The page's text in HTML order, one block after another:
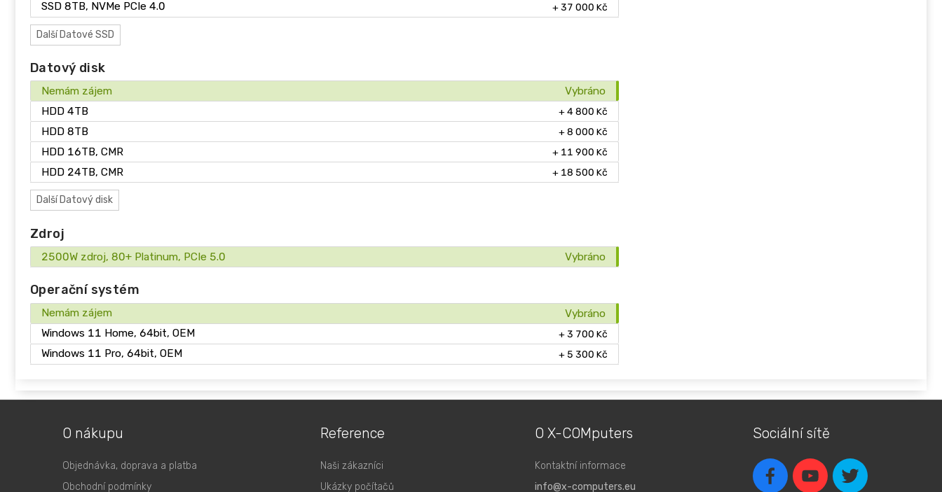
SSD 8TB, NVMe PCIe 4.0 + 37 000 Kč
Další Datové SSD
Datový disk
Nemám zájem
Vybráno
HDD 4TB
+ 4 800 Kč
HDD 8TB + 8 000 Kč
HDD 16TB, CMR + 11 900 Kč
HDD 24TB, CMR + 18 500 Kč
DalšíDatový disk
Zdroj
2500W zdroj, 80+ Platinum, PCIe 5.0 Vybráno
Operační systém
Nemám zájem
Vybráno
Windows 11 Home, 64bit, OEM
+ 3 700 Kč
Windows 11 Pro, 64bit, OEM + 5 300 Kč
O nákupu
Objednávka, doprava a platba
Obchodní podmínky
Reference
Naši zákazníci
Ukázky počítačů
O X-COMputers
Kontaktní informace
info@x-computers.eu
Sociální sítě